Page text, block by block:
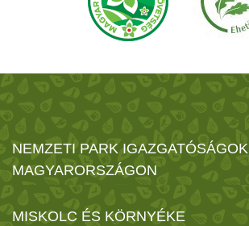
NEMZETI PARK IGAZGATÓSÁGOK
MAGYARORSZÁGON
MISKOLC ÉS KÖRNYÉKE